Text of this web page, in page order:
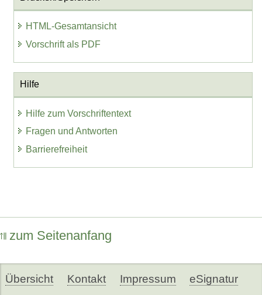
HTML-Gesamtansicht
Vorschrift als PDF
Hilfe
Hilfe zum Vorschriftentext
Fragen und Antworten
Barrierefreiheit
zum Seitenanfang
Übersicht Kontakt Impressum eSignatur